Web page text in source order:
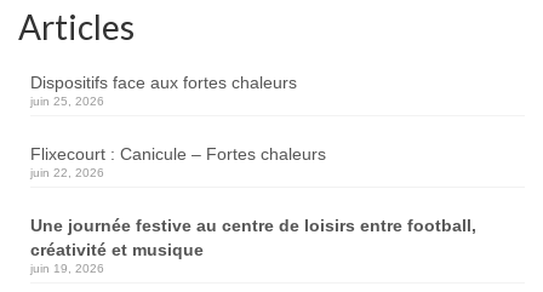
Articles
Dispositifs face aux fortes chaleurs
juin 25, 2026
Flixecourt : Canicule – Fortes chaleurs
juin 22, 2026
Une journée festive au centre de loisirs entre football,
créativité et musique
juin 19, 2026